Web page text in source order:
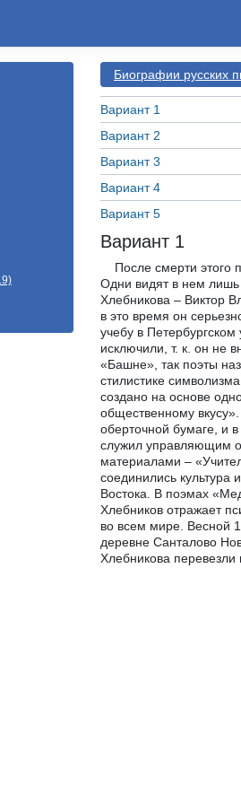
Биографии русскиx
Вариант 1
Вариант 2
Вариант 3
Вариант 4
Вариант 5
Вариант 1
После смерти этого
Одни видят в нем
Хлебникова – Виктор
в это время он
учебу в
исключили, т. к. он не
«Башне», так поэты
стилистике
создано на основе
общественному
оберточной бумаге, и
служил управляющим
материалами –
соединились культура
Востока. В поэмах
Хлебников отражает
во всем мире. Весной
деревне Санталово
Хлебникова